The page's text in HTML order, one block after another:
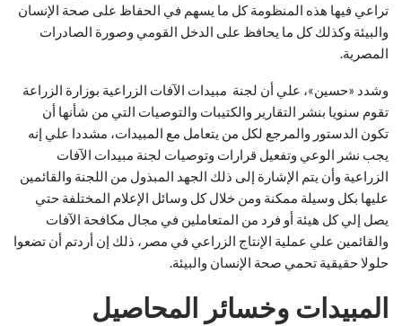
تراعي فيها هذه المنظومة كل ما يسهم في الحفاظ على صحة الإنسان
والبيئة وكذلك كل ما يحافظ على الدخل القومي وصورة الصادرات
المصرية.
وشدد «حسين»، علي أن لجنة مبيدات الآفات الزراعية بوزارة الزراعة
تقوم سنويا بنشر التقارير والكتيبات والتوصيات التي من شأنها أن
تكون الدستور والمرجع لكل من يتعامل مع المبيدات، مشددا علي إنه
يجب نشر الوعي وتفعيل قرارات وتوصيات لجنة مبيدات الآفات
الزراعية وأن يتم الإشارة إلى ذلك الجهد المبذول من اللجنة والقائمين
عليها بكل وسيلة ممكنة ومن خلال كل وسائل الإعلام المختلفة حتي
يصل إلي كل هيئة أو فرد من المتعاملين في مجال مكافحة الآفات
والقائمين علي عملية الإنتاج الزراعي في مصر، ذلك إن أردتم أن تضعوا
حلولا حقيقية تحمي صحة الإنسان والبيئة.
المبيدات وخسائر المحاصيل